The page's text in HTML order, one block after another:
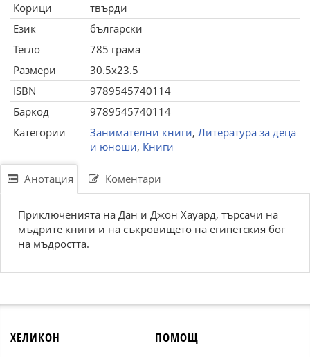
Корици
твърди
Език
български
Тегло
785 грама
Размери
30.5x23.5
ISBN
9789545740114
Баркод
9789545740114
Категории
Занимателни книги, Литература за деца
и юноши, Книги
Анотация Коментари
Приключенията на Дан и Джон Хауард, търсачи на
мъдрите книги и на съкровището на египетския бог
на мъдростта.
ХЕЛИКОН ПОМОЩ